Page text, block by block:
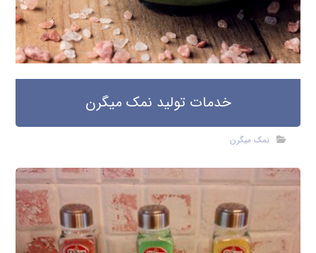
خدمات تولید نمک میگرن
نمک میگرن